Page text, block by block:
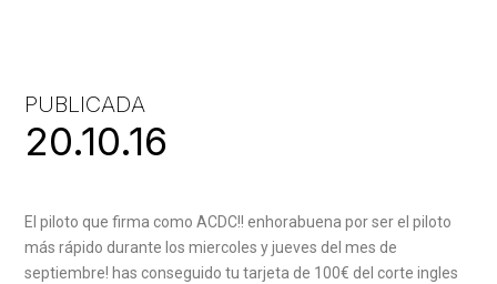
PUBLICADA
20.10.16
El piloto que firma como ACDC!! enhorabuena por ser el piloto
más rápido durante los miercoles y jueves del mes de
septiembre! has conseguido tu tarjeta de 100€ del corte ingles